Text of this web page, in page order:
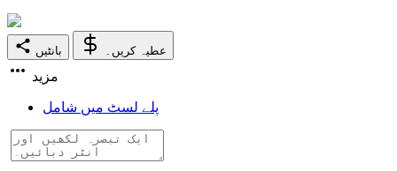
بانٹیں عطیہ کریں۔
مزید
پلے لسٹ میں شامل